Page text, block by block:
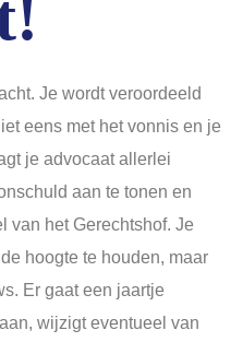
Je wordt veroordeeld
eens met het vonnis en je
je advocaat allerlei
aan te tonen en
van het Gerechtshof. Je
hoogte te houden, maar
Er gaat een jaartje
wijzigt eventueel van